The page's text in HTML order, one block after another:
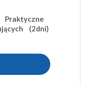
(2dni)